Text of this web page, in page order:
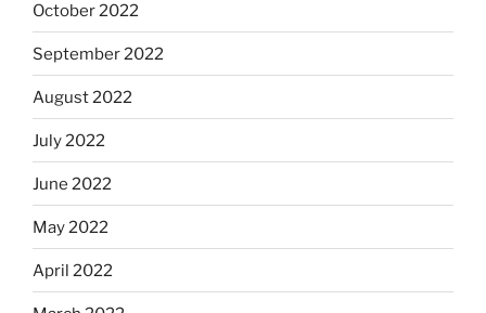
October 2022
September 2022
August 2022
July 2022
June 2022
May 2022
April 2022